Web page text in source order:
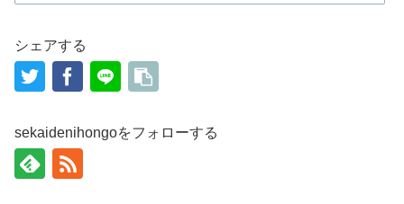
シェアする
sekaidenihongoをフォローする